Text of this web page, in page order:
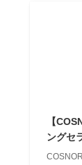
【
ングセ
COSNORI